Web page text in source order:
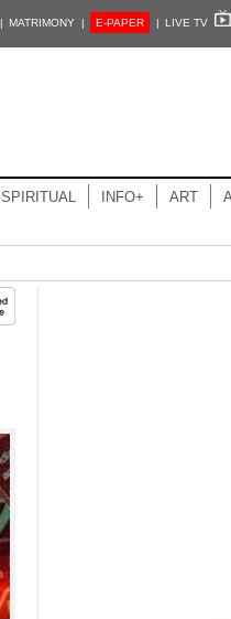
MATRIMONY | E-PAPER | LIVE TV
SPIRITUAL INFO+ ART